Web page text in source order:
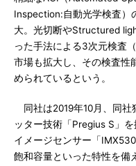
Inspection:自動光学検査）
大。光切断やStructured
った手法による3次元検査
市場も拡大し、その検査性
められているという。
同社は2019年10月、同社
ッター技術「Pregius S」
イメージセンサー「
飽和容量といった特性を備